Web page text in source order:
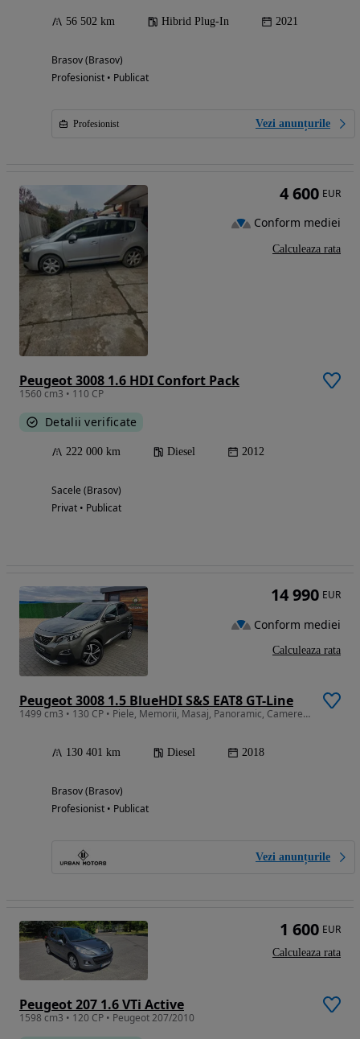
56 502 km Hibrid Plug-In 2021
Brasov (Brasov)
Profesionist • Publicat
Profesionist Vezi anunțurile
Peugeot 3008 1.6 HDI Confort Pack
1560 cm3 • 110 CP
Detalii verificate
222 000 km Diesel 2012
Sacele (Brasov)
Privat • Publicat
4 600 EUR
Conform mediei
Calculeaza rata
Peugeot 3008 1.5 BlueHDI S&S EAT8 GT-Line
1499 cm3 • 130 CP • Piele, Memorii, Masaj, Panoramic, Camere, LED,GARANTIE / RATE / DEALER
130 401 km Diesel 2018
Brasov (Brasov)
Profesionist • Publicat
Vezi anunțurile
14 990 EUR
Conform mediei
Calculeaza rata
Peugeot 207 1.6 VTi Active
1598 cm3 • 120 CP • Peugeot 207/2010
1 600 EUR
Calculeaza rata